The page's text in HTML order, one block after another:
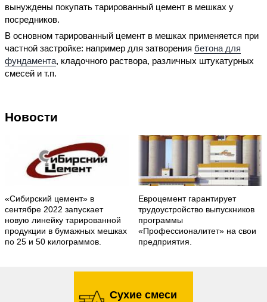
вынуждены покупать тарированный цемент в мешках у
посредников.
В основном тарированный цемент в мешках применяется при
частной застройке: например для затворения бетона для
фундамента, кладочного раствора, различных штукатурных
смесей и т.п.
Новости
«Сибирский цемент» в
сентябре 2022 запускает
новую линейку тарированной
продукции в бумажных мешках
по 25 и 50 килограммов.
Евроцемент гарантирует
трудоустройство выпускников
программы
«Профессионалитет» на свои
предприятия.
Сухие смеси